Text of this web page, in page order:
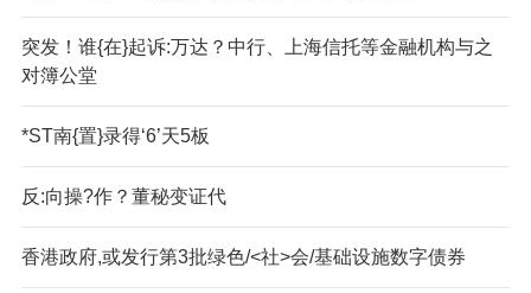
突发！谁{在}起诉:万达？中行、上海信托等金融机构与之
对簿公堂
*ST南{置}录得‘6’天5板
反:向操?作？董秘变证代
香港政府,或发行第3批绿色/<社>会/基础设施数字债券